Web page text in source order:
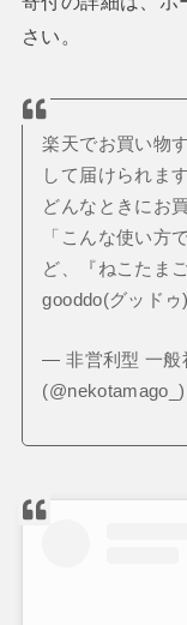
さい。
楽天でお買い物
して届けられます
どんなときにお
「こんな使い方
ど、『ねこたま
gooddo(グッドゥ)
— 非営利型 一般
(@nekotamago_)